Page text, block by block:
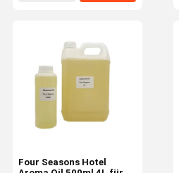
Four Seasons Hotel